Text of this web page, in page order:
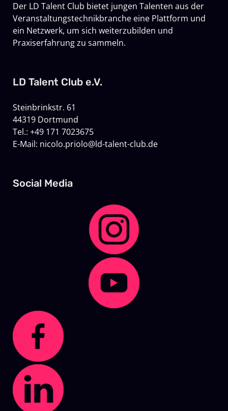
Der LD Talent Club bietet jungen Talenten aus der
Veranstaltungstechnikbranche eine Plattform und
ein Netzwerk, um sich weiterzubilden und
Praxiserfahrung zu sammeln.
LD Talent Club e.V.
Steinbrinkstr. 61
44319 Dortmund
Tel.: +49 171 7023675
E-Mail: nicolo.priolo@ld-talent-club.de
Social Media